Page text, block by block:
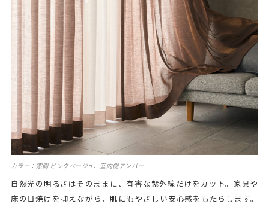
カラー：窓側 ピンクベージュ、室内側アンバー
自然光の明るさはそのままに、有害な紫外線だけをカット。家具や
床の日焼けを抑えながら、肌にもやさしい安心感をもたらします。